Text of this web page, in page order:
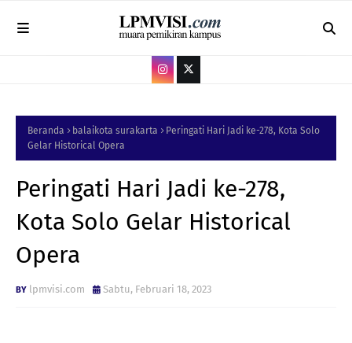
Beranda balaikota surakarta
Peringati Hari Jadi ke-278, Kota Solo
Gelar Historical Opera
Peringati Hari Jadi ke-278,
Kota Solo Gelar Historical
Opera
lpmvisi.com Sabtu, Februari 18, 2023